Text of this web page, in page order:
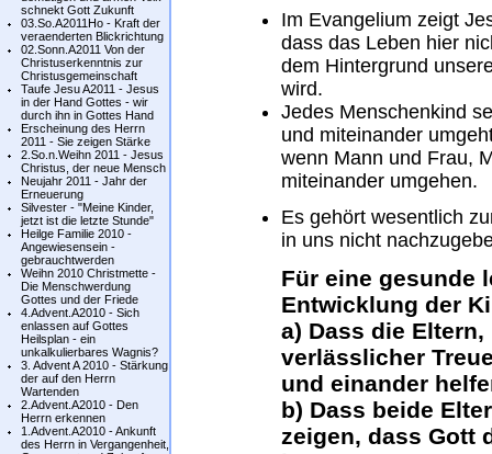
schnekt Gott Zukunft
03.So.A2011Ho - Kraft der
veraenderten Blickrichtung
02.Sonn.A2011 Von der
Christuserkenntnis zur
Christusgemeinschaft
Taufe Jesu A2011 - Jesus
in der Hand Gottes - wir
durch ihn in Gottes Hand
Erscheinung des Herrn
2011 - Sie zeigen Stärke
2.So.n.Weihn 2011 - Jesus
Christus, der neue Mensch
Neujahr 2011 - Jahr der
Erneuerung
Silvester - "Meine Kinder,
jetzt ist die letzte Stunde"
Heilge Familie 2010 -
Angewiesensein -
gebrauchtwerden
Weihn 2010 Christmette -
Die Menschwerdung
Gottes und der Friede
4.Advent.A2010 - Sich
enlassen auf Gottes
Heilsplan - ein
unkalkulierbares Wagnis?
3. Advent A 2010 - Stärkung
der auf den Herrn
Wartenden
2.Advent.A2010 - Den
Herrn erkennen
1.Advent.A2010 - Ankunft
des Herrn in Vergangenheit,
Im Evangelium zeigt
dass das Leben hier
dem Hintergrund
wird.
Jedes Menschenkind
und miteinander
wenn Mann und Frau,
miteinander umgehen.
Es gehört wesentlich
in uns nicht
Für eine gesunde
Entwicklung der
a) Dass die
verlässlicher
und einander
b) Dass beide
zeigen, dass Gott